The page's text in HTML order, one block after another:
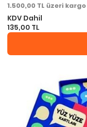
1.500,00 TL üzeri
KDV Dahil
135,00 TL